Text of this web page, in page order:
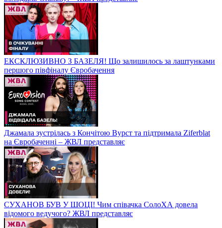
ЕКСКЛЮЗИВНО З БАЗЕЛЯ! Що залишилось за лаштунками
першого півфіналу Євробачення
Джамала зустрілась з Кончітою Вурст та підтримала Ziferblat
на Євробаченні – ЖВЛ представляє
СУХАНОВ БУВ У ШОЦІ! Чим співачка СолоХА довела
відомого ведучого? ЖВЛ представляє